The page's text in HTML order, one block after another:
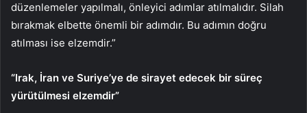
düzenlemeler yapılmalı, önleyici adımlar atılmalıdır. Silah
bırakmak elbette önemli bir adımdır. Bu adımın doğru
atılması ise elzemdir.”
“Irak, İran ve Suriye’ye de sirayet edecek bir süreç
yürütülmesi elzemdir”